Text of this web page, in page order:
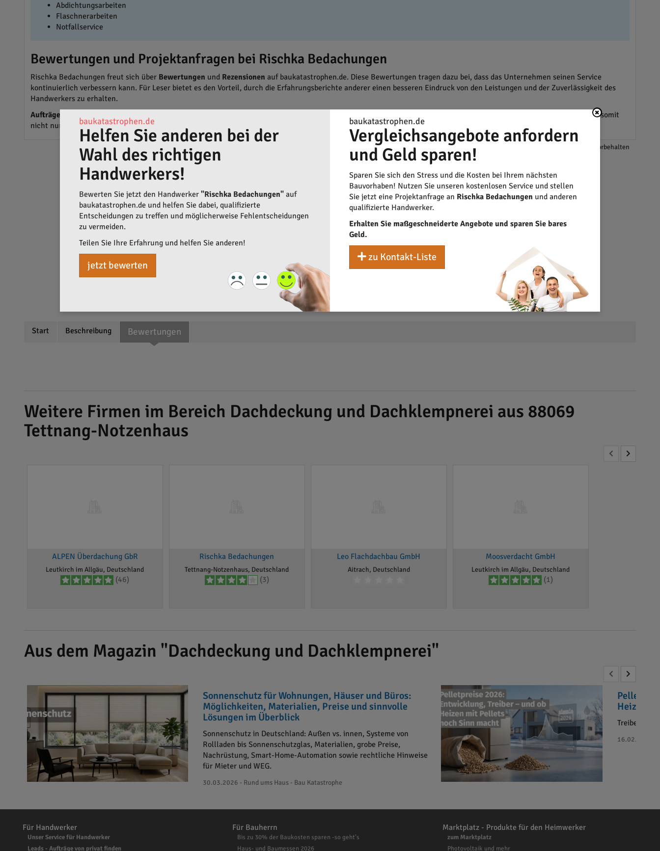
Abdichtungsarbeiten
Flaschnerarbeiten
Notfallservice
Bewertungen und Projektanfragen bei Rischka Bedachungen
Rischka Bedachungen freut sich über Bewertungen und Rezensionen auf baukatastrophen.de. Diese Bewertungen tragen dazu bei, dass das Unternehmen seinen Service
kontinuierlich verbessern kann. Für Leser bietet es den Vorteil, durch die Erfahrungsberichte anderer einen besseren Eindruck von den Leistungen und der Zuverlässigkeit des
Handwerkers zu erhalten.
Aufträge von Privatpersonen
sind essenziell für Rischka Bedachungen, um das lokale Handwerk in Tettnang und Umgebung zu stärken. Jede
unterstützt somit
nicht nur das Unternehmen, sondern trägt auch zur Erhaltung und Förderung des Handwerks in der Region bei.
*Änderungen und Irrtümer vorbehalten
Start Beschreibung Bewertungen
Weitere Firmen im Bereich Dachdeckung und Dachklempnerei aus 88069
Tettnang-Notzenhaus
ALPEN Überdachung GbR
Leutkirch im Allgäu, Deutschland
(46)
Rischka Bedachungen
Tettnang-Notzenhaus, Deutschland
(3)
Leo Flachdachbau GmbH
Aitrach, Deutschland
Moosverdacht GmbH
Leutkirch im Allgäu, Deutschland
(1)
Aus dem Magazin "Dachdeckung und Dachklempnerei"
Sonnenschutz für Wohnungen, Häuser und Büros:
Möglichkeiten, Materialien, Preise und sinnvolle
Lösungen im Überblick
Sonnenschutz in Deutschland: Außen vs. innen, Systeme von
Rollladen bis Sonnenschutzglas, Materialien, grobe Preise,
Nachrüstung, Smart-Home-Automation sowie rechtliche Hinweise
für Mieter und WEG.
30.03.2026 - Rund ums Haus - Bau Katastrophe
Heizen
Treiber der
16.02.2026 -
baukatastrophen.de
Helfen Sie anderen bei der
Wahl des richtigen
Handwerkers!
Bewerten Sie jetzt den Handwerker "Rischka Bedachungen" auf
baukatastrophen.de und helfen Sie dabei, qualifizierte
Entscheidungen zu treffen und möglicherweise Fehlentscheidungen
zu vermeiden.
Teilen Sie Ihre Erfahrung und helfen Sie anderen!
jetzt bewerten
baukatastrophen.de
Vergleichsangebote anfordern
und Geld sparen!
Sparen Sie sich den Stress und die Kosten bei Ihrem nächsten
Bauvorhaben! Nutzen Sie unseren kostenlosen Service und stellen
Sie jetzt eine Projektanfrage an Rischka Bedachungen und anderen
qualifizierte Handwerker.
Erhalten Sie maßgeschneiderte Angebote und sparen Sie bares
Geld.
zu Kontakt-Liste
Für Handwerker
Unser Service für Handwerker
Leads - Aufträge von privat finden
Für Bauherrn
Bis zu 30% der Baukosten sparen -so geht's
Haus- und Baumessen 2026
Marktplatz - Produkte für den Heimwerker
zum Marktplatz
Photovoltaik und mehr